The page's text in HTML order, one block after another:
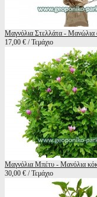
Μαγνόλια Στελλάτα -
17,00 € / Τεμάχιο
Μαγνόλια Μπέτυ - Μανόλια
30,00 € / Τεμάχιο